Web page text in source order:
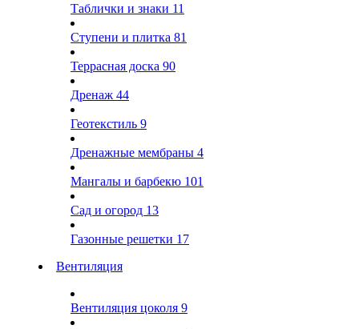
Таблички и знаки 11
Ступени и плитка 81
Террасная доска 90
Дренаж 44
Геотекстиль 9
Дренажные мембраны 4
Мангалы и барбекю 101
Сад и огород 13
Газонные решетки 17
Вентиляция
Вентиляция цоколя 9